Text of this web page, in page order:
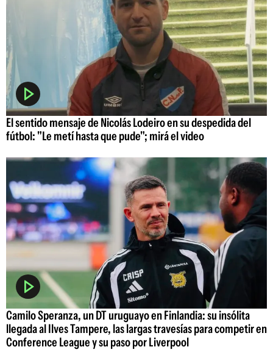
El sentido mensaje de Nicolás Lodeiro en su despedida del
fútbol: "Le metí hasta que pude"; mirá el video
Camilo Speranza, un DT uruguayo en Finlandia: su insólita
llegada al Ilves Tampere, las largas travesías para competir en
Conference League y su paso por Liverpool